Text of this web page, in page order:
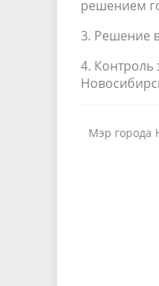
решением
3. Решение
4. Контроль
Мэр города